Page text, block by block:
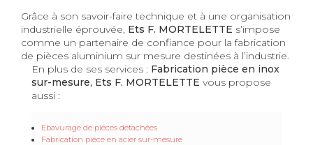
Grâce à son savoir-faire technique et à une organisation
industrielle éprouvée, Ets F. MORTELETTE s’impose
comme un partenaire de confiance pour la fabrication
de pièces aluminium sur mesure destinées à l’industrie.
En plus de ses services : Fabrication pièce en inox
sur-mesure, Ets F. MORTELETTE vous propose
aussi :
Ebavurage de pièces détachées
Fabrication pièce en acier sur-mesure